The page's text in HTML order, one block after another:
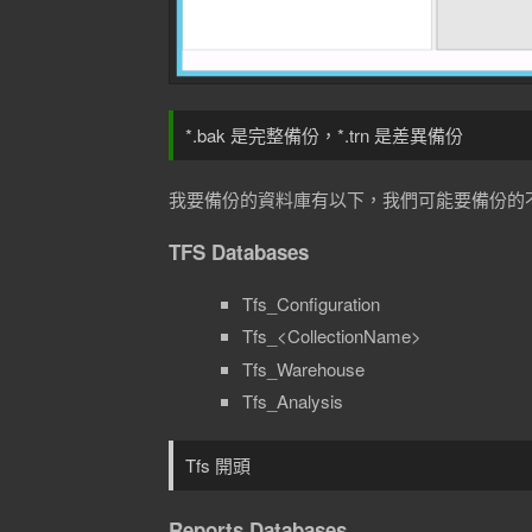
*.bak 是完整備份，*.trn 是差異備份
我要備份的資料庫有以下，我們可能要備份的
TFS Databases
Tfs_Configuration
Tfs_<CollectionName>
Tfs_Warehouse
Tfs_Analysis
Tfs 開頭